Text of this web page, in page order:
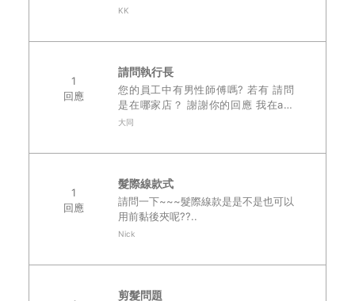
前髮片嗎？..
KK
1
回應
請問執行長
您的員工中有男性師傅嗎? 若有 請問
是在哪家店？ 謝謝你的回應 我在a家
的後續保養能在其他家一樣有效嗎? 因
大同
1
回應
髮際線款式
請問一下~~~髮際線款是是不是也可以
用前黏後夾呢??..
Nick
剪髮問題